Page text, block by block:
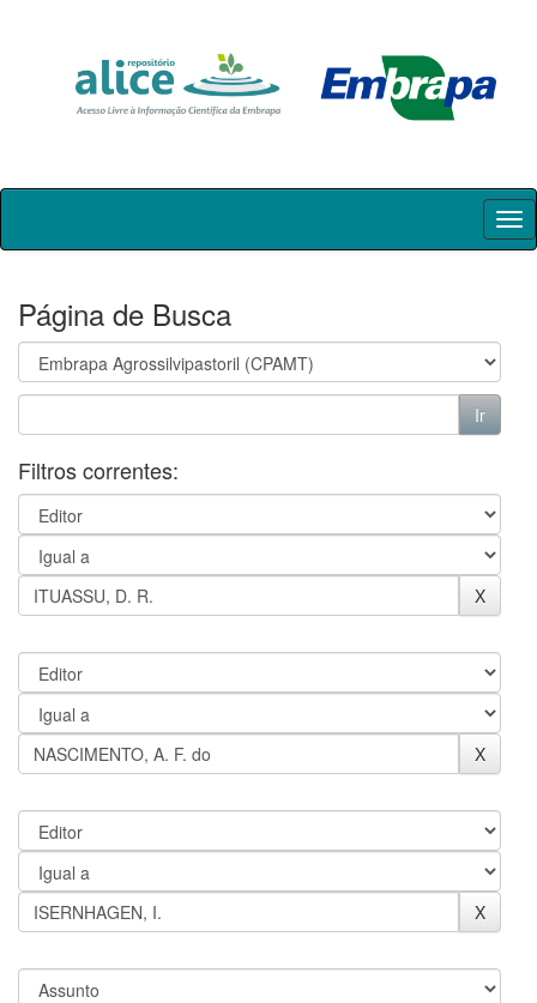
Skip
Página de Busca
Filtros correntes: